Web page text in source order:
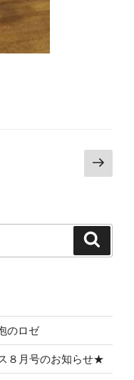
次
の
ジ
のロゼ
８月号のお知らせ★